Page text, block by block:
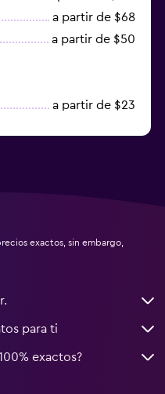
a partir de $68
a partir de $50
a partir de $23
exactos, sin embargo,
para ti
exactos?